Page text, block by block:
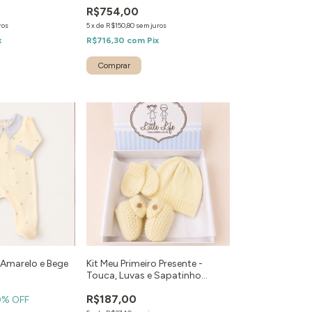
R$754,00
5xde R$150,80 sem juros
R$716,30 com Pix
Comprar
e Bege
% OFF
Kit Meu Primeiro Presente -
Touca, Luvas e Sapatinho
R$187,00